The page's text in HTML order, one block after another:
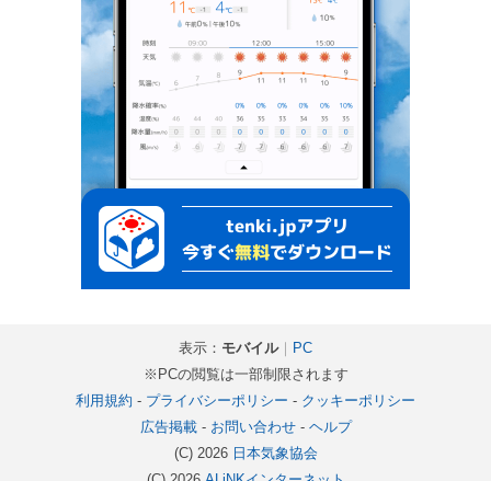
表示： モバイル｜
PC
※PCの閲覧は一部制限されます
利用規約 - プライバシーポリシー - クッキーポリシー
広告掲載- お問い合わせ- ヘルプ
(C) 2026 日本気象協会